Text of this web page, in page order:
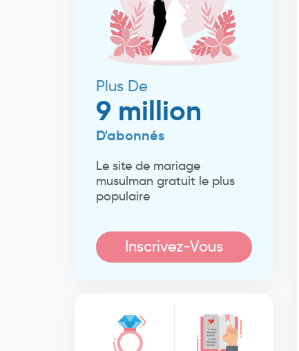
Plus De
9 million
D'abonnés
Le site de mariage
musulman gratuit le plus
populaire
Inscrivez-Vous